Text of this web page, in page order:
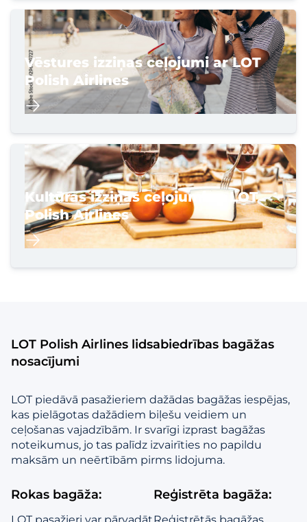
Vēstures izziņas ceļojumi ar LOT
Polish Airlines
Kultūras izziņas ceļojumi ar LOT
Polish Airlines
LOT Polish Airlines lidsabiedrības bagāžas
nosacījumi
LOT piedāvā pasažieriem dažādas bagāžas iespējas,
kas pielāgotas dažādiem biļešu veidiem un
ceļošanas vajadzībām. Ir svarīgi izprast bagāžas
noteikumus, jo tas palīdz izvairīties no papildu
maksām un neērtībām pirms lidojuma.
Rokas bagāža: Reģistrēta bagāža: